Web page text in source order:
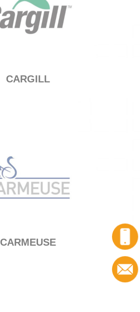
CARGILL
CARMEUSE